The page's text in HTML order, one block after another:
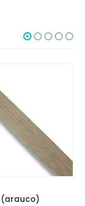
Ontario polar